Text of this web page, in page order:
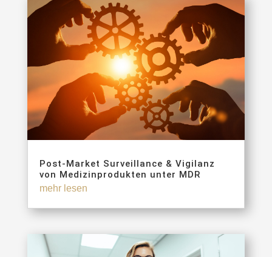
Post-Market Surveillance & Vigilanz
von Medizinprodukten unter MDR
mehr lesen